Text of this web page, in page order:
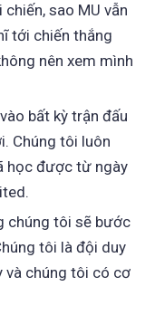
sao MU vẫn
tới chiến thắng
nên xem mình
bất kỳ trận đấu
Chúng tôi luôn
học được từ ngày
chúng tôi sẽ bước
tôi là đội duy
và chúng tôi có cơ